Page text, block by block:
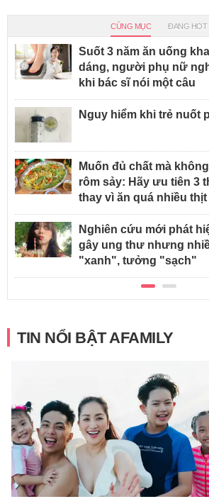
CÙNG MỤC ĐANG HOT
Suốt 3 năm ăn uống
dáng, người phụ nữ
khi bác sĩ nói một câu
Nguy hiểm khi trẻ nuốt
Muốn đủ chất mà
rôm sảy: Hãy ưu tiên 3
thay vì ăn quá nhiều
Nghiên cứu mới phát
gây ung thư nhưng
"xanh", tưởng "sạch"
TIN NỔI BẬT AFAMILY